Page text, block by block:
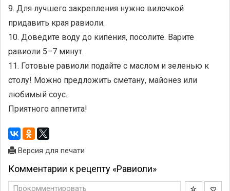
9. Для лучшего закрепления нужно вилочкой
придавить края равиоли.
10. Доведите воду до кипения, посолите. Варите
равиоли 5–7 минут.
11. Готовые равиоли подайте с маслом и зеленью к
столу! Можно предложить сметану, майонез или
любимый соус.
Приятного аппетита!
Версия для печати
Комментарии к рецепту «Равиоли»
Прокомментировать